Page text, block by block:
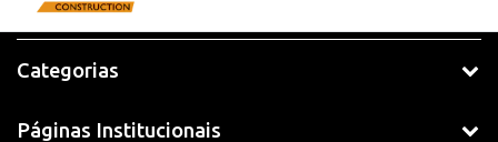
Categorias
Páginas Institucionais